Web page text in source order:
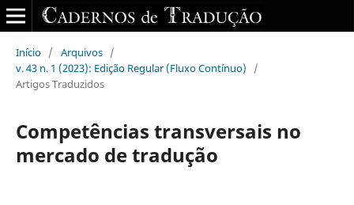
Início / Arquivos /
v. 43 n. 1 (2023): Edição Regular (Fluxo Contínuo)
/
Artigos Traduzidos
Competências transversais no
mercado de tradução